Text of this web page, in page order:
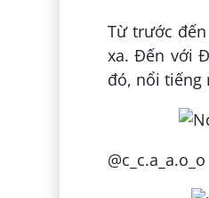
Từ trước
xa. Đến với
đó, nổi tiếng
@c_c.a_a.o_o